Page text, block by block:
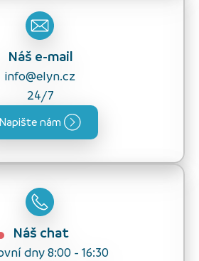
Náš e-mail
info@elyn.cz
24/7
Napište nám
Náš chat
dny 8:00 - 16:30